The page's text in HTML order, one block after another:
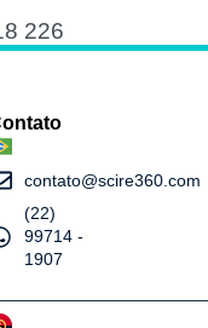
226
contato@scire360.com
(22)
99714 -
1907